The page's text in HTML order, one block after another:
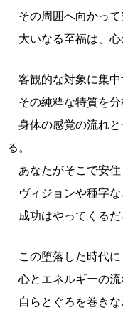
その周囲へ向かって
大いなる至福は、心
客観的な対象に集中
その純粋な特質を分
身体の感覚の流れと
る。
あなたがそこで安住
ヴィジョンや種字な
成功はやってくるだ
この堕落した時代に
心とエネルギーの流
自らとぐろを巻きな